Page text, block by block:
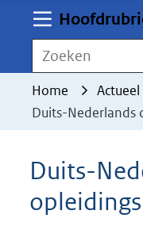
worden
toegestaan
geweigerd.
Zoeken
Home Actueel
Duits-Nederlands
Duits-